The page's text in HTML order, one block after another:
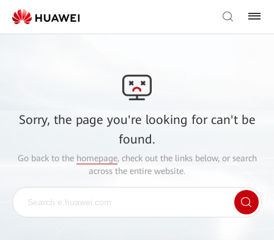
Sorry, the page you're looking for can't be
found.
Go back to the homepage, check out the links below, or search
across the entire website.